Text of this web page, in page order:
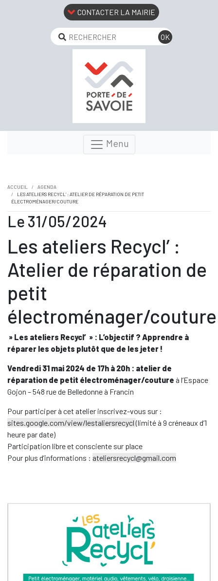
CONTACTER LA MAIRIE
Menu
ACCUEIL
AGENDA
LES ATELIERS RECYCL’ : ATELIER DE RÉPARATION DE PETIT
ÉLECTROMÉNAGER/COUTURE
Le 31/05/2024
Les ateliers Recycl’ :
Atelier de réparation de
petit
électroménager/couture
» Les ateliers Recycl’ » : L’objectif ? Apprendre à
réparer les objets plutôt que de les jeter !
Vendredi 31 mai 2024 de 17h à 20h : atelier de
réparation de petit électroménager/couture à l’Espace
Gojon – 548 rue de Belledonne à Francin
Pour participer à cet atelier inscrivez-vous sur :
sites.google.com/view/lestaliersrecycl(limité à 9 créneaux d’1
heure par date)
Participation libre et consciente sur place
Pour plus d’informations : ateliersrecycl@gmail.com